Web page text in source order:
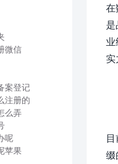
在
缀
微信
案登记
注册的
么弄
呢
苹果